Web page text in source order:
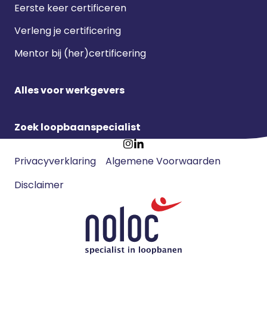
Eerste keer certificeren
Verleng je certificering
Mentor bij (her)certificering
Alles voor werkgevers
Zoek loopbaanspecialist
GaGa
Footer
navigatie
Privacyverklaring
Algemene Voorwaarden
Disclaimer